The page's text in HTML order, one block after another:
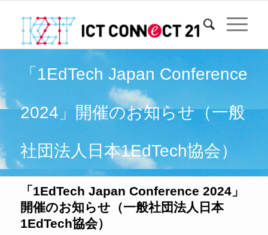
「1EdTech Japan Conference
2024」開催のお知らせ（一般
社団法人日本1EdTech協会）
「1EdTech Japan Conference 2024」
開催のお知らせ（一般社団法人日本
1EdTech協会）